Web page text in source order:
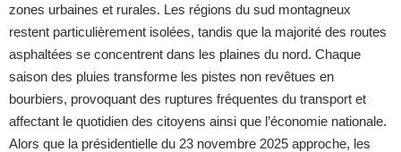
zones urbaines et rurales. Les régions du sud montagneux
restent particulièrement isolées, tandis que la majorité des routes
asphaltées se concentrent dans les plaines du nord. Chaque
saison des pluies transforme les pistes non revêtues en
bourbiers, provoquant des ruptures fréquentes du transport et
affectant le quotidien des citoyens ainsi que l’économie nationale.
Alors que la présidentielle du 23 novembre 2025 approche, les